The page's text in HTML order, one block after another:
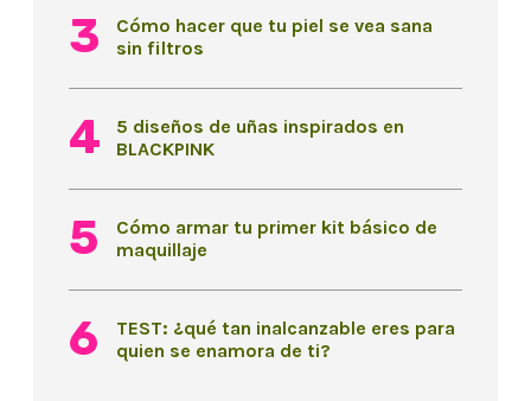
Cómo hacer que tu piel se vea sana
sin filtros
5 diseños de uñas inspirados en
BLACKPINK
Cómo armar tu primer kit básico de
maquillaje
TEST: ¿qué tan inalcanzable eres para
quien se enamora de ti?